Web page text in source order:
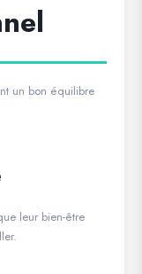
un bon équilibre
leur bien-être